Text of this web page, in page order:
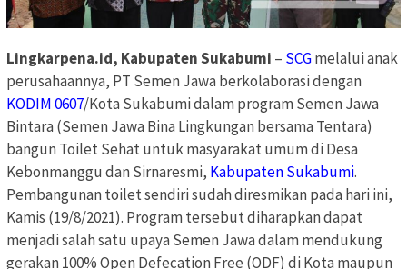
Lingkarpena.id, Kabupaten Sukabumi – SCGmelalui anak
perusahaannya, PT Semen Jawa berkolaborasi dengan
KODIM 0607/Kota Sukabumi dalam program Semen Jawa
Bintara (Semen Jawa Bina Lingkungan bersama Tentara)
bangun Toilet Sehat untuk masyarakat umum di Desa
Kebonmanggu dan Sirnaresmi, Kabupaten Sukabumi.
Pembangunan toilet sendiri sudah diresmikan pada hari ini,
Kamis (19/8/2021). Program tersebut diharapkan dapat
menjadi salah satu upaya Semen Jawa dalam mendukung
gerakan 100% Open Defecation Free (ODF) di Kota maupun